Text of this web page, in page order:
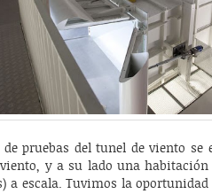
pruebas del tunel de viento se
y a su lado una
a escala. Tuvimos la oportunidad